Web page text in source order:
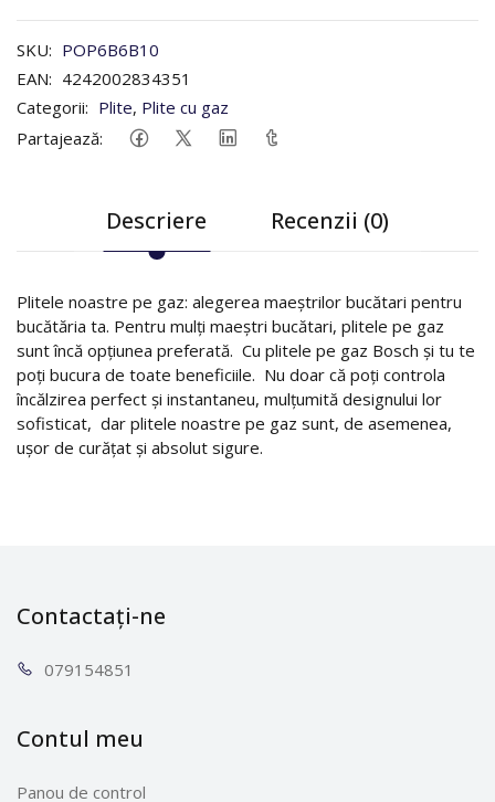
SKU: POP6B6B10
EAN: 4242002834351
Categorii: Plite, Plite cu gaz
Partajează:
Descriere Recenzii (0)
Plitele noastre pe gaz: alegerea maeștrilor bucătari pentru
bucătăria ta. Pentru mulți maeștri bucătari, plitele pe gaz
sunt încă opțiunea preferată. Cu plitele pe gaz Bosch și tu te
poți bucura de toate beneficiile. Nu doar că poți controla
încălzirea perfect și instantaneu, mulțumită designului lor
sofisticat, dar plitele noastre pe gaz sunt, de asemenea,
ușor de curățat și absolut sigure.
Contactați-ne
0791 54851
Contul meu
Panou de control